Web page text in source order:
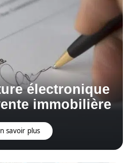
électronique
immobilière
savoir plus